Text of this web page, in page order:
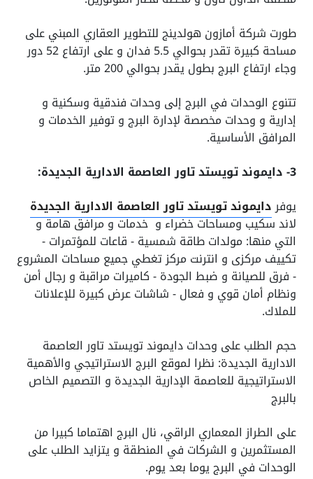
طورت شركة أمازون هولدينج للتطوير العقاري المبني على
مساحة كبيرة تقدر بحوالي 5.5 فدان و على ارتفاع 52 دور
وجاء ارتفاع البرج بطول يقدر بحوالي 200 متر.
تتنوع الوحدات في البرج إلى وحدات فندقية وسكنية و
إدارية و وحدات مخصصة لإدارة البرج و توفير الخدمات و
المرافق الأساسية.
3- دايموند تويستد تاور العاصمة الادارية الجديدة:
يوفردايموند تويستد تاور العاصمة الادارية الجديدة
لاند سكيب ومساحات خضراء و خدمات و مرافق هامة و
التي منها: مولدات طاقة شمسية - قاعات للمؤتمرات -
تكييف مركزى و انترنت مركز تغطي جميع مساحات المشروع
- فرق للصيانة و ضبط الجودة - كاميرات مراقبة و رجال أمن
ونظام أمان قوي و فعال - شاشات عرض كبيرة للإعلانات
للملاك.
حجم الطلب على وحدات دايموند تويستد تاور العاصمة
الادارية الجديدة: نظرا لموقع البرج الاستراتيجي والأهمية
الاستراتيجية للعاصمة الإدارية الجديدة و التصميم الخاص
بالبرج
على الطراز المعماري الراقي، نال البرج اهتماما كبيرا من
المستثمرين و الشركات في المنطقة و يتزايد الطلب على
الوحدات في البرج يوما بعد يوم.